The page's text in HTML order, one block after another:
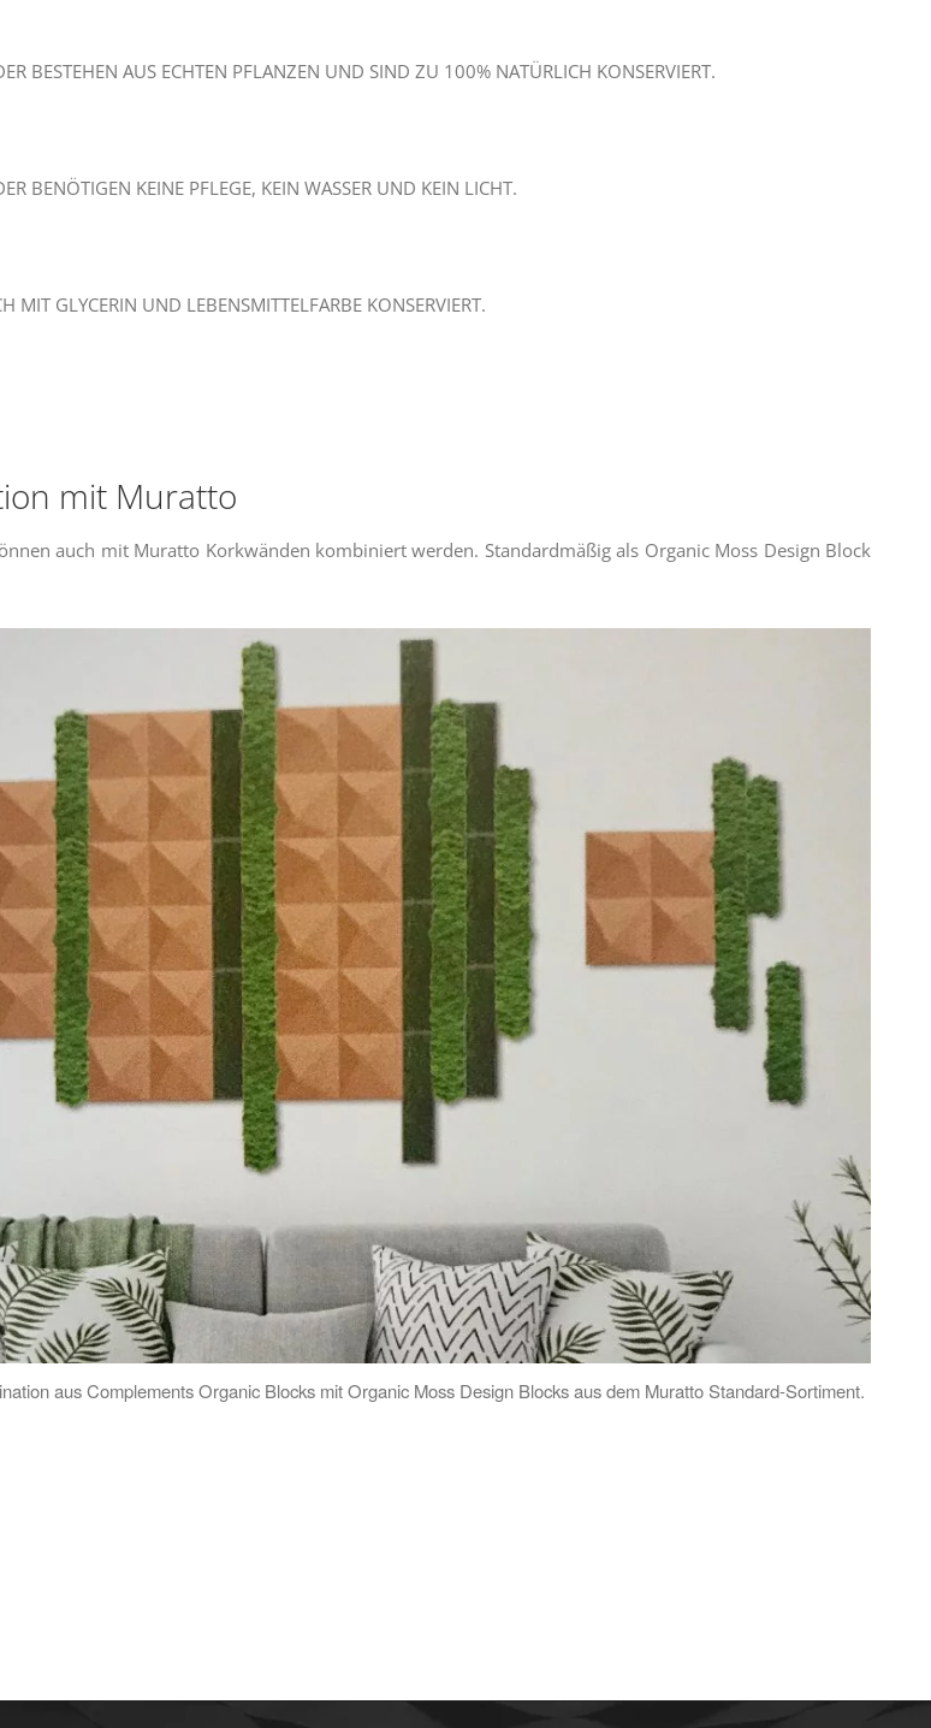
BESTEHEN AUS ECHTEN PFLANZEN UND SIND ZU 100% NATÜRLICH KONSERVIERT.
BENÖTIGEN KEINE PFLEGE, KEIN WASSER UND KEIN LICHT.
MIT GLYCERIN UND LEBENSMITTELFARBE KONSERVIERT.
mit Muratto
auch mit Muratto Korkwänden kombiniert werden. Standardmäßig als Organic Moss Design Block
aus Complements Organic Blocks mit Organic Moss Design Blocks aus dem Muratto Standard-Sortiment.